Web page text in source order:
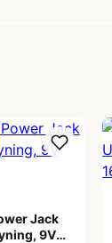
Jack
9V